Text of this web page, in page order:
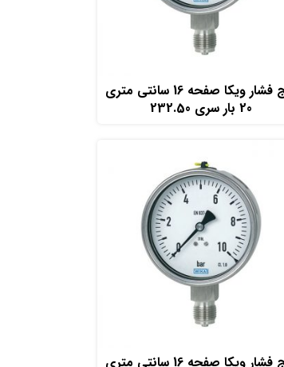
گیج فشار ویکا صفحه 16 سانتی متری
20 بار سری 232.50
گیج فشار ویکا صفحه 16 سانتی متری